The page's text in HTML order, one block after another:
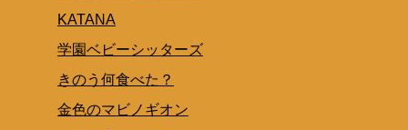
KATANA
学園ベビーシッターズ
きのう何食べた？
金色のマビノギオン